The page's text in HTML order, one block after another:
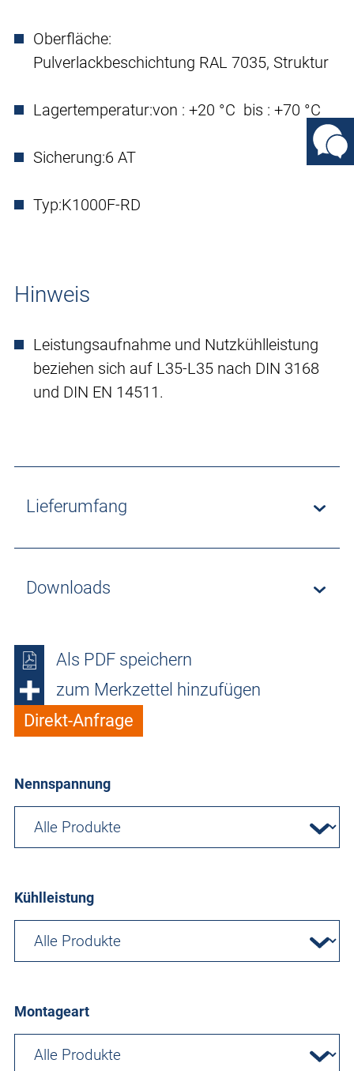
Oberfläche:
Pulverlackbeschichtung RAL 7035, Struktur
Lagertemperatur:von : +20 °C bis : +70 °C
Sicherung:6 AT
Typ:K1000F-RD
Hinweis
Leistungsaufnahme und Nutzkühlleistung
beziehen sich auf L35-L35 nach DIN 3168
und DIN EN 14511.
Lieferumfang
Downloads
Als PDF speichern
zum Merkzettel hinzufügen
Direkt-Anfrage
Nennspannung
Kühlleistung
Montageart